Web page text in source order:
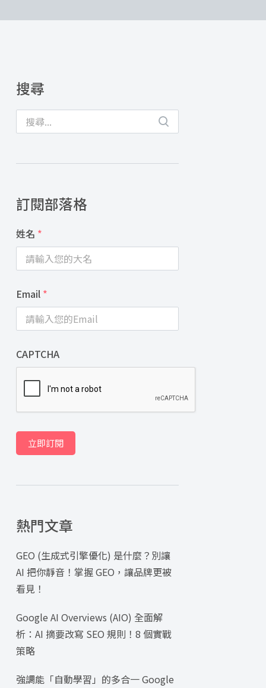
搜尋
訂閱部落格
姓名 *
Email *
CAPTCHA
立即訂閱
熱門文章
GEO (生成式引擎優化) 是什麼？別讓
AI 把你靜音！掌握 GEO，讓品牌更被
看見！
Google AI Overviews (AIO) 全面解
析：AI 摘要改寫 SEO 規則！8 個實戰
策略
強調能「自動學習」的多合一 Google